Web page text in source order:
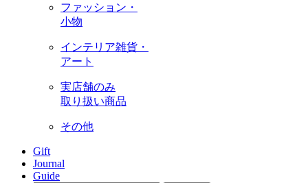
ファッション・
小物
インテリア雑貨・
アート
実店舗のみ
取り扱い商品
その他
Gift
Journal
Guide